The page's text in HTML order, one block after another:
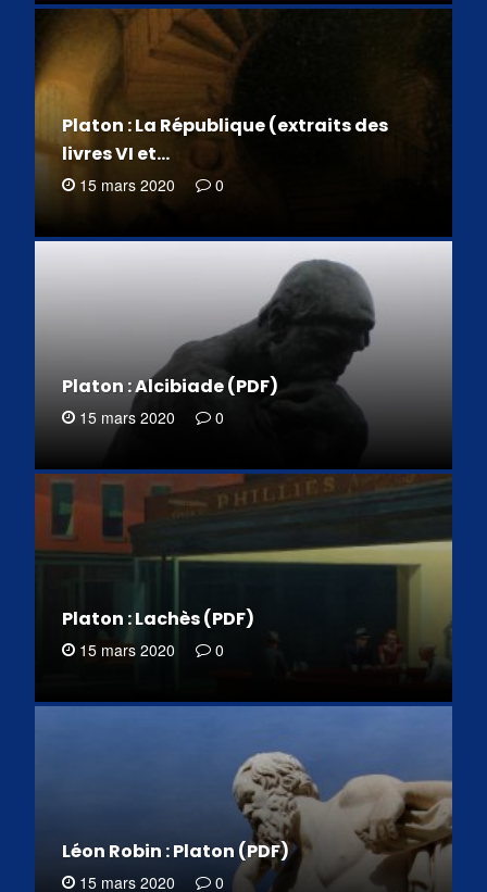
Platon : La République (extraits des
livres VI et…
15 mars 2020 0
Platon : Alcibiade (PDF)
15 mars 2020 0
Platon : Lachès (PDF)
15 mars 2020 0
Léon Robin : Platon (PDF)
15 mars 2020 0